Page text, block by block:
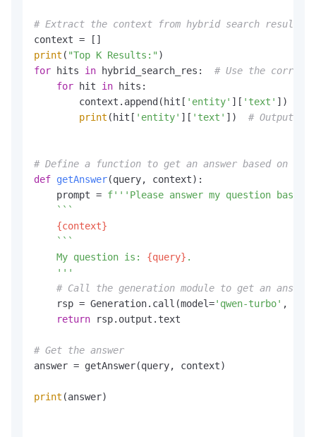
# Extract the context from hybrid search results
print ( "Top K Results:"
for hits in hybrid_search_res: # Use the correct
for hit in hits:
        context.append(hit[
'entity' ][ 'text' ])
print (hit[ 'entity' ][ 'text' ]) # Output
# Define a function to get an answer based on the
def getAnswer(query, context):
    prompt =
f'''Please answer my question
    ```
{context}
    ```
    My question is:
{query} .
    '''
# Call the generation module to get an answer
    rsp = Generation.call(model=
'qwen-turbo' ,
return rsp.output.text
# Get the answer
answer = getAnswer(query, context)
print (answer)